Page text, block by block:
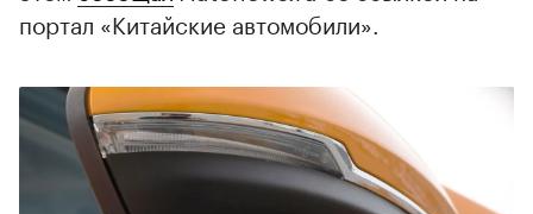
портал «Китайские автомобили».